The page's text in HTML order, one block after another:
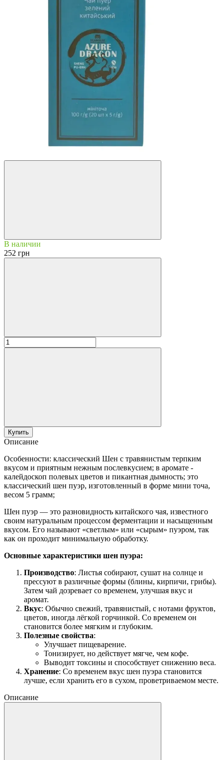
В наличии
252 грн
Купить
Описание
Особенности: классический Шен с травянистым терпким
вкусом и приятным нежным послевкусием; в аромате -
калейдоскоп полевых цветов и пикантная дымность; это
классический шен пуэр, изготовленный в форме мини точа,
весом 5 грамм;
Шен пуэр — это разновидность китайского чая, известного
своим натуральным процессом ферментации и насыщенным
вкусом. Его называют «светлым» или «сырым» пуэром, так
как он проходит минимальную обработку.
Основные характеристики шен пуэра:
Производство: Листья собирают, сушат на солнце и
прессуют в различные формы (блины, кирпичи, грибы).
Затем чай дозревает со временем, улучшая вкус и
аромат.
Вкус: Обычно свежий, травянистый, с нотами фруктов,
цветов, иногда лёгкой горчинкой. Со временем он
становится более мягким и глубоким.
Полезные свойства:
Улучшает пищеварение.
Тонизирует, но действует мягче, чем кофе.
Выводит токсины и способствует снижению веса.
Хранение: Со временем вкус шен пуэра становится
лучше, если хранить его в сухом, проветриваемом месте.
Описание